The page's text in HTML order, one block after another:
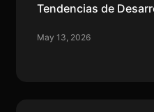
Tendencias de
May 13, 2026